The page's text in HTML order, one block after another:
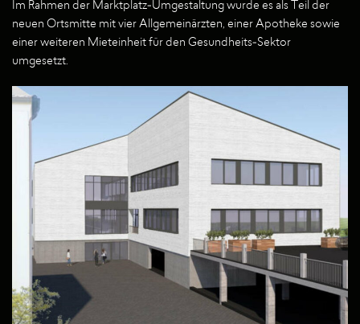
Im Rahmen der Marktplatz-Umgestaltung wurde es als Teil der
neuen Ortsmitte mit vier Allgemeinärzten, einer Apotheke sowie
einer weiteren Mieteinheit für den Gesundheits-Sektor
umgesetzt.